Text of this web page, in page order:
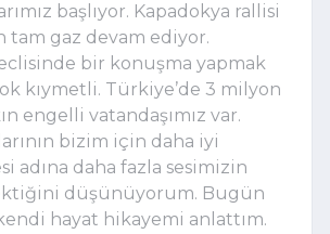
başlıyor. Kapadokya rallisi
tam gaz devam ediyor.
bir konuşma yapmak
kıymetli. Türkiye’de 3 milyon
engelli vatandaşımız var.
bizim için daha iyi
adına daha fazla sesimizin
düşünüyorum. Bugün
hayat hikayemi anlattım.